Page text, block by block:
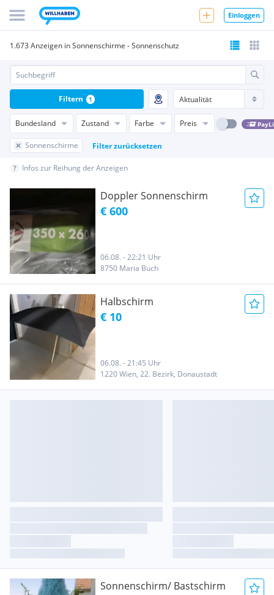
Einloggen
1.673 Anzeigen in Sonnenschirme - Sonnenschutz
Bundesland Zustand Farbe Preis
Sonnenschirme Filter zurücksetzen
Filtern 1
Infos zur Reihung der Anzeigen
Doppler Sonnenschirm
€ 600
06.08. - 22:21 Uhr
8750 Maria Buch
Halbschirm
€ 10
06.08. - 21:45 Uhr
1220 Wien, 22. Bezirk, Donaustadt
Sonnenschirm/ Bastschirm